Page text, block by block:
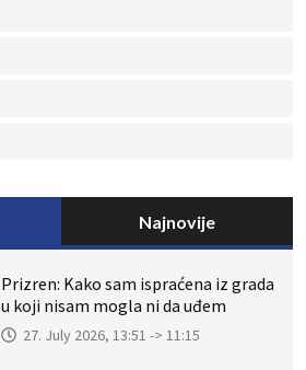
Najnovije
Prizren: Kako sam ispraćena iz grada
u koji nisam mogla ni da uđem
27. July 2026, 13:51 -> 11:15